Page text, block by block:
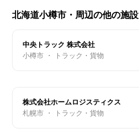
北海道小樽市・周辺の他の施設
中央トラック 株式会社
小樽市 ・ トラック・貨物
株式会社ホームロジスティクス
札幌市 ・ トラック・貨物